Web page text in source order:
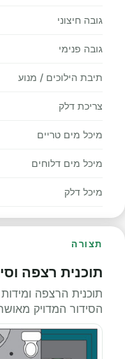
גובה חיצוני
גובה פנימי
תיבת הילוכים / מנוע
צריכת דלק
מיכל מים טריים
מיכל מים דלוחים
מיכל דלק
תצורה
תוכנית רצפה
תוכנית הרצפה
הסידור המדויק